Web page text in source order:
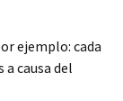
ejemplo: cada
a causa del